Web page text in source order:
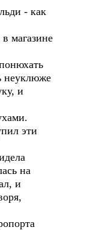
- как
магазине
неуклюже
и
эти
на
и